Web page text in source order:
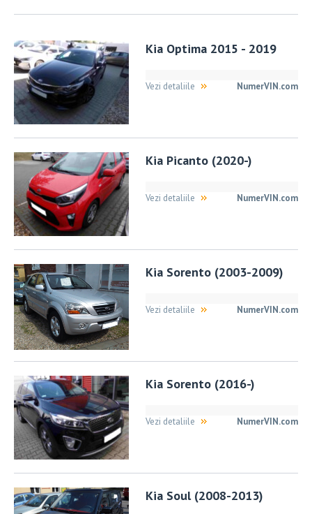
Kia Optima 2015 - 2019
NumerVIN.com
Vezi detaliile
Kia Picanto (2020-)
NumerVIN.com
Vezi detaliile
Kia Sorento (2003-2009)
NumerVIN.com
Vezi detaliile
Kia Sorento (2016-)
NumerVIN.com
Vezi detaliile
Kia Soul (2008-2013)